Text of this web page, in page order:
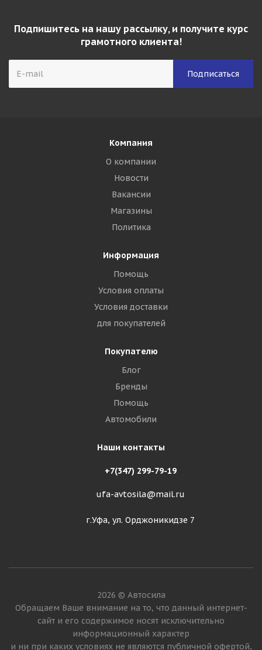
Подпишитесь на нашу рассылку, и получите курс
грамотного клиента!
Компания
О компании
Новости
Вакансии
Магазины
Политика
Информация
Помощь
Условия оплаты
Условия доставки
для покупателей
Покупателю
Блог
Бренды
Помощь
Автомобили
Наши контакты
+7(347) 299-79-19
ufa-avtosila@mail.ru
г.Уфа, ул. Орджоникидзе 7
2026 © Автосила
Обращаем Ваше внимание на то, что данный интернет-
сайт и его содержимое носят исключительно
информационный характер
и ни при каких условиях не являются публичной офертой,